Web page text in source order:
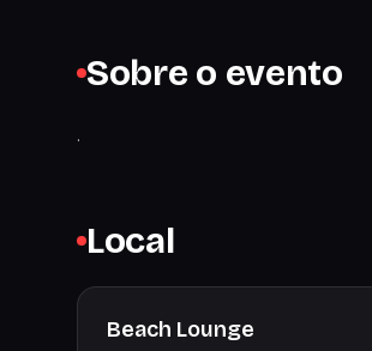
Sobre o evento
.
Local
Beach Lounge